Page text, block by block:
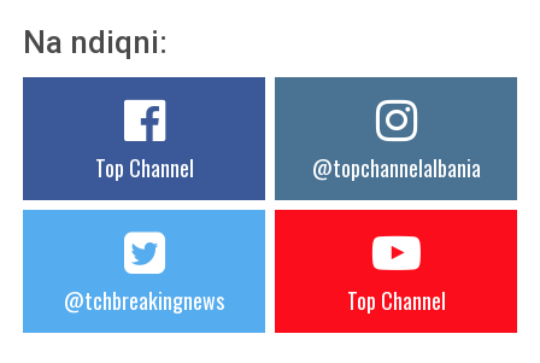
Na ndiqni:
Top Channel @topchannelalbania
@tchbreakingnews Top Channel